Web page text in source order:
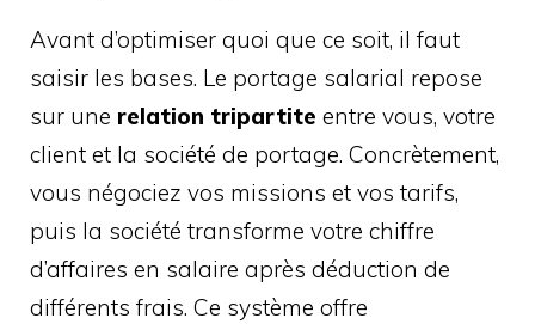
Avant d’optimiser quoi que ce soit, il faut
saisir les bases. Le portage salarial repose
sur une relation tripartite entre vous, votre
client et la société de portage. Concrètement,
vous négociez vos missions et vos tarifs,
puis la société transforme votre chiffre
d’affaires en salaire après déduction de
différents frais. Ce système offre